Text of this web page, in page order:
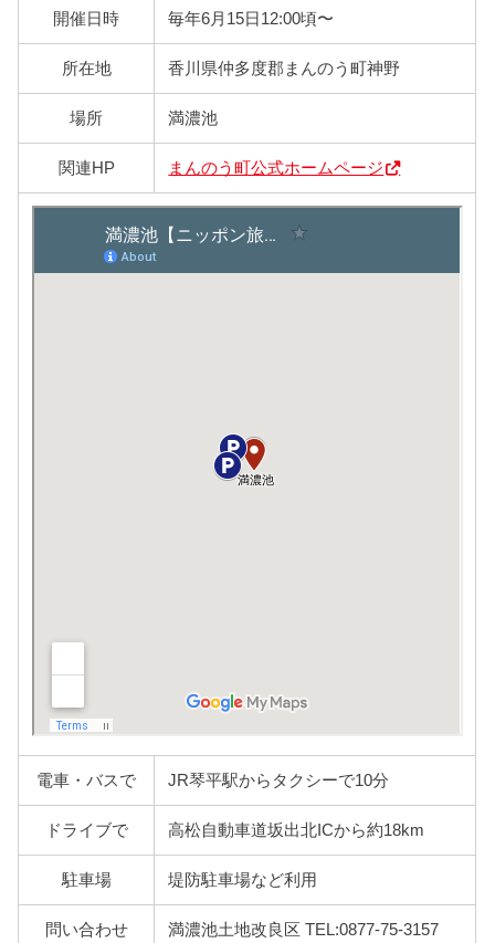
開催日時 毎年6月15日12:00頃〜
所在地 香川県仲多度郡まんのう町神野
場所 満濃池
関連HP まんのう町公式ホームページ
電車・バスで JR琴平駅からタクシーで10分
ドライブで 高松自動車道坂出北ICから約18km
駐車場 堤防駐車場など利用
問い合わせ 満濃池土地改良区 TEL:0877-75-3157